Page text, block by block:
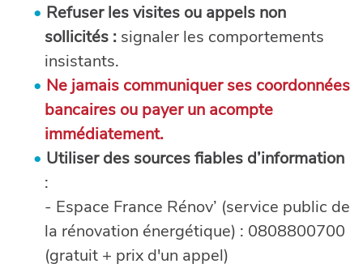
Refuser les visites ou appels non
sollicités : signaler les comportements
insistants.
Ne jamais communiquer ses coordonnées
bancaires ou payer un acompte
immédiatement.
Utiliser des sources fiables d’information
:
- Espace France Rénov’ (service public de
la rénovation énergétique) : 0808800700
(gratuit + prix d'un appel)